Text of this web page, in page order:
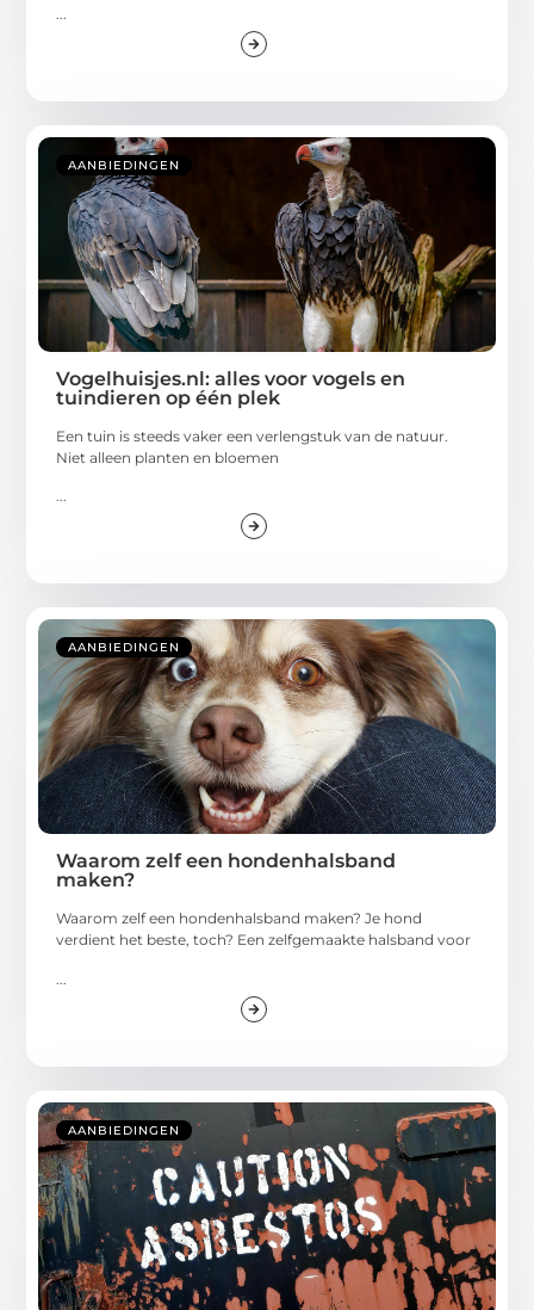
AANBIEDINGEN
Vogelhuisjes.nl: alles voor vogels en
tuindieren op één plek
Een tuin is steeds vaker een verlengstuk van de natuur.
Niet alleen planten en bloemen
...
AANBIEDINGEN
Waarom zelf een hondenhalsband
maken?
Waarom zelf een hondenhalsband maken? Je hond
verdient het beste, toch? Een zelfgemaakte halsband voor
AANBIEDINGEN